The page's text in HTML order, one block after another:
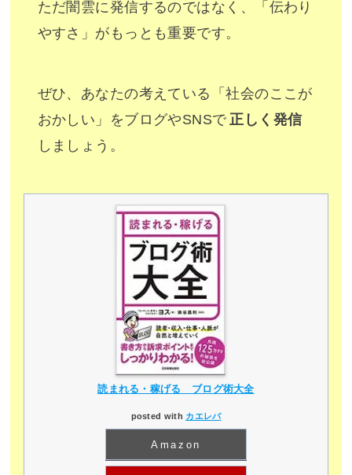
ただ闇雲に発信するのではなく、「伝わり
やすさ」がもっとも重要です。
ぜひ、あなたの考えている「社会のここが
おかしい」をブログやSNSで正しく発信
しましょう。
読まれる・稼げる ブログ術大全
posted with カエレバ
Amazon